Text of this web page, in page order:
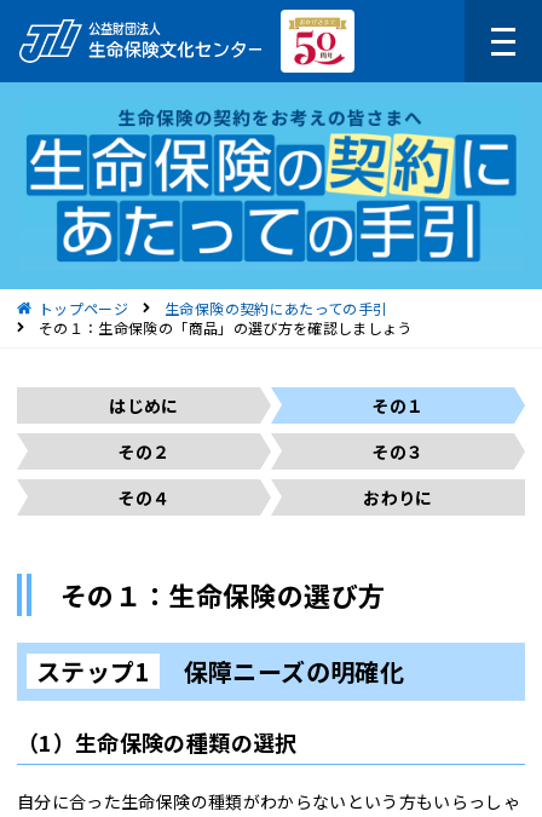
現在位置トップページ
生命保険の契約にあたっての手引
その１：生命保険の「商品」の選び方を確認しましょう
はじめに
その１
その２
その３
その４
おわりに
その１：生命保険の選び方
ステップ1 保障ニーズの明確化
（1）生命保険の種類の選択
自分に合った生命保険の種類がわからないという方もいらっしゃ